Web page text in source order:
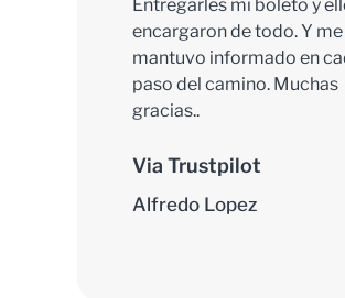
Entregarles mi boleto y
encargaron de todo. Y me
mantuvo informado en
paso del camino. Muchas
gracias..
Via Trustpilot
Alfredo Lopez